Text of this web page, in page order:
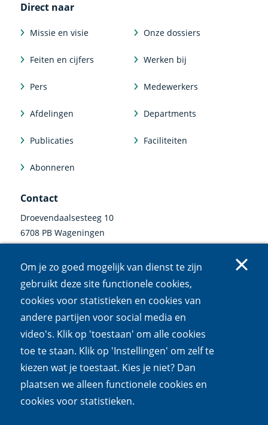
Om je zo goed mogelijk van dienst te zijn
gebruikt deze site functionele cookies,
cookies voor statistieken en cookies van
andere partijen voor social media en
video's. Klik op 'toestaan' om alle cookies
toe te staan. Klik op 'Instellingen' om zelf te
kiezen wat je toestaat. Kies je niet? Dan
plaatsen we alleen functionele cookies en
cookies voor statistieken.
Direct naar
Missie en visie Onze dossiers
Feiten en cijfers Werken bij
Pers Medewerkers
Afdelingen Departments
Publicaties Faciliteiten
Abonneren
Contact
Droevendaalsesteeg 10
6708 PB Wageningen
communicatie@nioo.knaw.nl
Volg ons
Linkedin
link)
Instagram
(externe
link)
Bluesky
link)
Facebook
link)
Mastodon
link)
Youtube
link)
Cookies Privacy Responsible disclosureToegankelijkheid
Wet open overheid